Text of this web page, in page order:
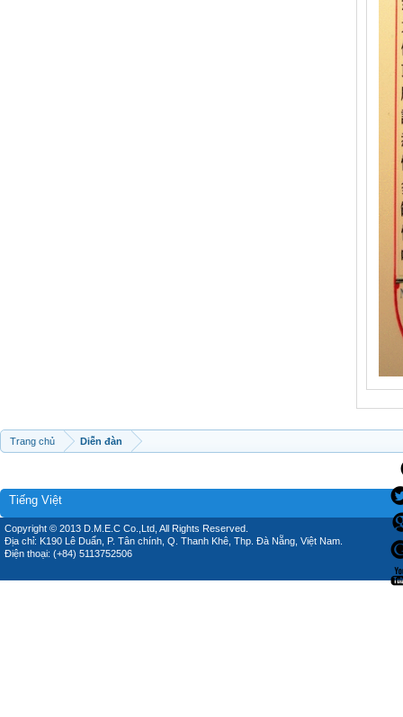
Trang chủ Diễn đàn
Tiếng Việt
Copyright © 2013 D.M.E.C Co.,Ltd, All Rights Reserved.
Địa chỉ: K190 Lê Duẩn, P. Tân chính, Q. Thanh Khê, Thp. Đà Nẵng, Việt Nam.
Điện thoại: (+84) 5113752506